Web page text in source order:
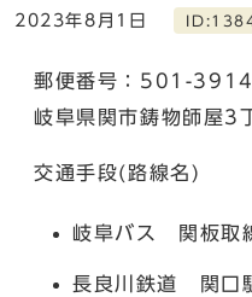
2023年8月1日
郵便番号：501-3914
岐阜県関市鋳物師屋3
交通手段(路線名)
岐阜バス 関板
長良川鉄道 関